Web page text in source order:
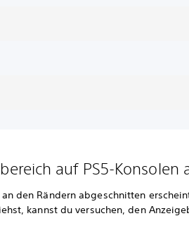
auf PS5-Konsolen
den Rändern abgeschnitten
kannst du versuchen, den